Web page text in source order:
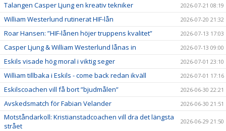
Talangen Casper Ljung en kreativ tekniker 2026-07-21 08:19
William Westerlund rutinerat HIF-lån 2026-07-20 21:32
Roar Hansen: ”HIF-lånen höjer truppens kvalitet” 2026-07-13 17:03
Casper Ljung & William Westerlund lånas in 2026-07-13 09:00
Eskils visade hög moral i viktig seger 2026-07-01 23:10
William tillbaka i Eskils - come back redan ikväll 2026-07-01 17:16
Eskilscoachen vill få bort ”bjudmålen” 2026-06-30 22:21
Avskedsmatch för Fabian Velander 2026-06-30 21:51
Motståndarkoll: Kristianstadcoachen vill dra det längsta
strået
2026-06-29 21:50